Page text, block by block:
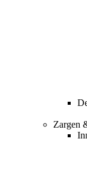
Zargen